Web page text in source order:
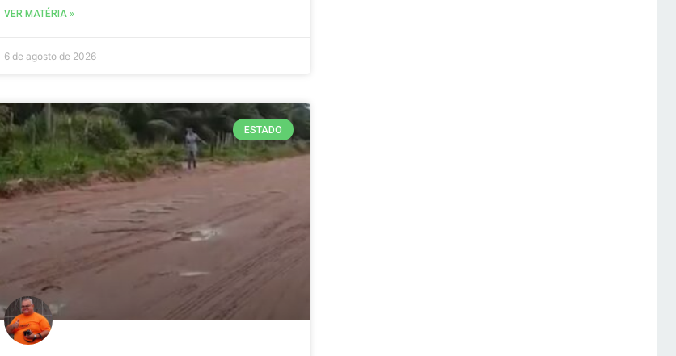
VER MATÉRIA »
6 de agosto de 2026
ESTADO